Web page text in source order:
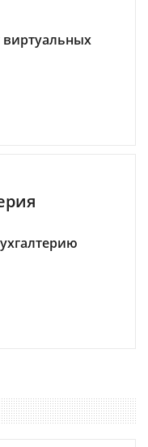
виртуальных